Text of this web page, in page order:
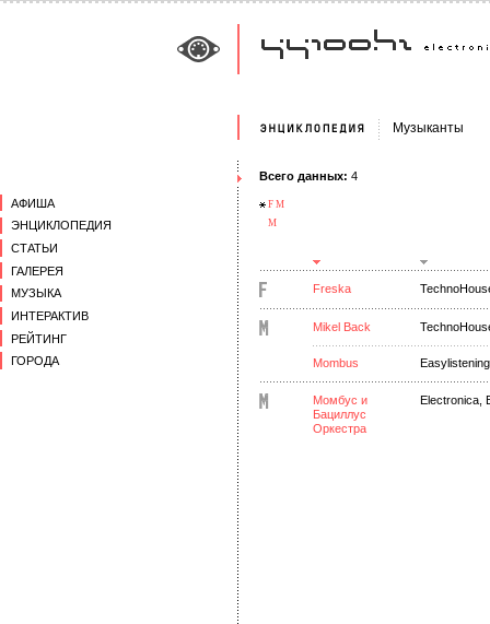
АФИША
ЭНЦИКЛОПЕДИЯ
СТАТЬИ
ГАЛЕРЕЯ
МУЗЫКА
ИНТЕРАКТИВ
РЕЙТИНГ
ГОРОДА
Музыканты
Всего данных: 4
F M
М
Freska
Mikel Back
Mombus Easylistеning
Момбус и
Бациллус
Оркестра
Electronica,